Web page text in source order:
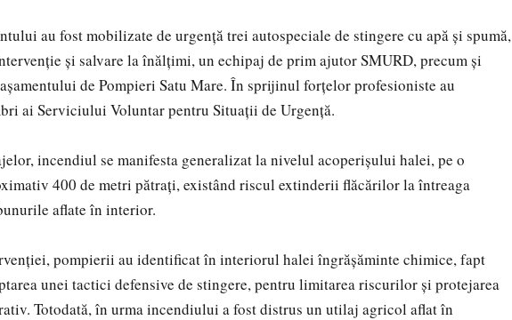
au fost mobilizate de urgență trei autospeciale de stingere cu apă și spumă,
și salvare la înălțimi, un echipaj de prim ajutor SMURD, precum și
de Pompieri Satu Mare. În sprijinul forțelor profesioniste au
ai Serviciului Voluntar pentru Situații de Urgență.
incendiul se manifesta generalizat la nivelul acoperișului halei, pe o
400 de metri pătrați, existând riscul extinderii flăcărilor la întreaga
aflate în interior.
pompierii au identificat în interiorul halei îngrășăminte chimice, fapt
unei tactici defensive de stingere, pentru limitarea riscurilor și protejarea
Totodată, în urma incendiului a fost distrus un utilaj agricol aflat în